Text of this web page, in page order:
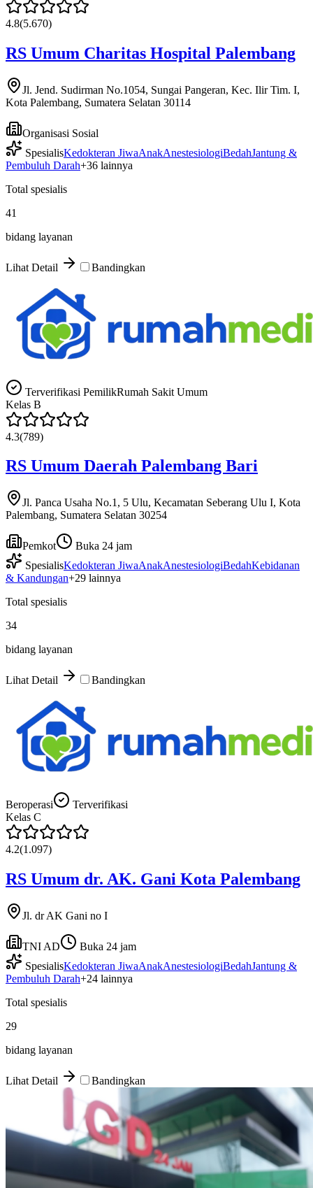
4.8(5.670)
RS Umum Charitas Hospital Palembang
Jl. Jend. Sudirman No.1054, Sungai Pangeran, Kec. Ilir Tim. I,
Kota Palembang, Sumatera Selatan 30114
Organisasi Sosial
SpesialisKedokteran JiwaAnakAnestesiologiBedahJantung &
Pembuluh Darah+36 lainnya
Total spesialis
41
bidang layanan
Lihat Detail Bandingkan
Terverifikasi PemilikRumah Sakit Umum
Kelas B
4.3(789)
RS Umum Daerah Palembang Bari
Jl. Panca Usaha No.1, 5 Ulu, Kecamatan Seberang Ulu I, Kota
Palembang, Sumatera Selatan 30254
Pemkot
Buka 24 jam
SpesialisKedokteran JiwaAnakAnestesiologiBedahKebidanan
& Kandungan+29 lainnya
Total spesialis
34
bidang layanan
Lihat Detail Bandingkan
Beroperasi
Terverifikasi
Kelas C
4.2(1.097)
RS Umum dr. AK. Gani Kota Palembang
Jl. dr AK Gani no I
TNI AD
Buka 24 jam
SpesialisKedokteran JiwaAnakAnestesiologiBedahJantung &
Pembuluh Darah+24 lainnya
Total spesialis
29
bidang layanan
Lihat Detail Bandingkan